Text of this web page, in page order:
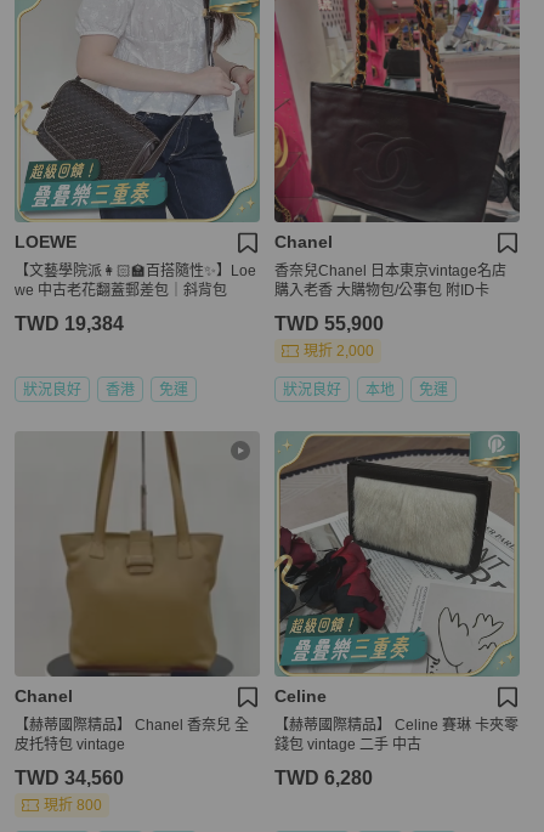
LOEWE
【文藝學院派👩🏻‍🏫百搭隨性✨】Loe
we 中古老花翻蓋郵差包｜斜背包
TWD 19,384
狀況良好 香港 免運
Chanel
香奈兒Chanel 日本東京vintage名店
購入老香 大購物包/公事包 附ID卡
TWD 55,900
現折 2,000
狀況良好 本地 免運
Chanel
【赫蒂國際精品】 Chanel 香奈兒 全
皮托特包 vintage
TWD 34,560
現折 800
Celine
【赫蒂國際精品】 Celine 賽琳 卡夾零
錢包 vintage 二手 中古
TWD 6,280